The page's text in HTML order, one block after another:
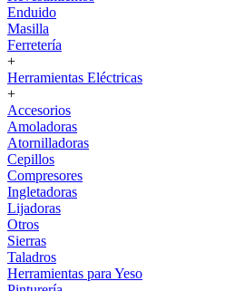
Enduido
Masilla
Ferretería
+
Herramientas Eléctricas
+
Accesorios
Amoladoras
Atornilladoras
Cepillos
Compresores
Ingletadoras
Lijadoras
Otros
Sierras
Taladros
Herramientas para Yeso